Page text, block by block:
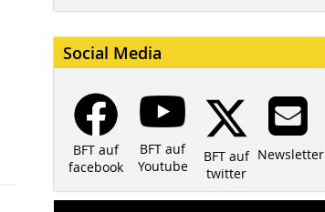
Social Media
BFT auf
facebook
BFT auf
Youtube
BFT auf
twitter
Newsletter